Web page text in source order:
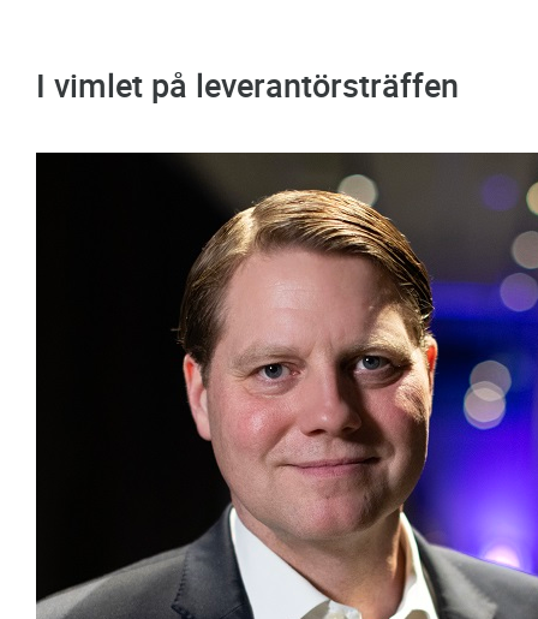
I vimlet på leverantörsträffen